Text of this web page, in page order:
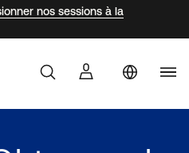
nos sessions à la